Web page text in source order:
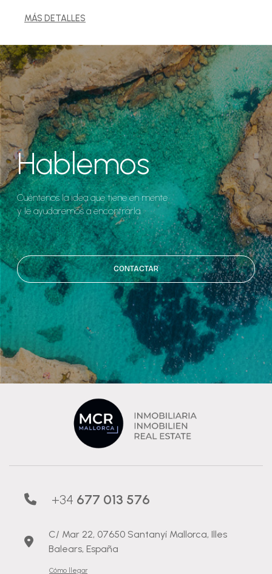
MÁS DETALLES
Hablemos
Cuéntenos la idea que tiene en mente
y le ayudaremos a encontrarla.
CONTACTAR
+34 677 013 576
C/ Mar 22, 07650 Santanyí Mallorca, Illes
Balears, España
Cómo llegar